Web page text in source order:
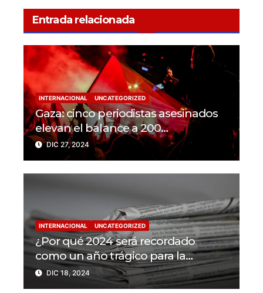
Entrada relacionada
INTERNACIONAL UNCATEGORIZED
Gaza: cinco periodistas asesinados
elevan el balance a 200
trabajadores de la prensa muertos
en 2024
DIC 27, 2024
INTERNACIONAL UNCATEGORIZED
¿Por qué 2024 será recordado
como un año trágico para la
libertad de prensa? Un tercio de los
periodistas asesinados por Israel
DIC 18, 2024